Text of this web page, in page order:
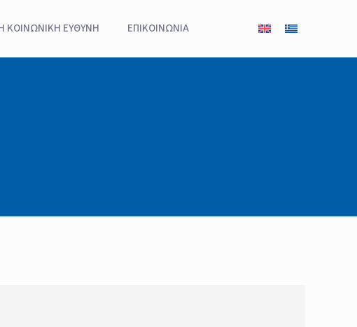
ΚΟΙΝΩΝΙΚΗ ΕΥΘΥΝΗ ΕΠΙΚΟΙΝΩΝΙΑ